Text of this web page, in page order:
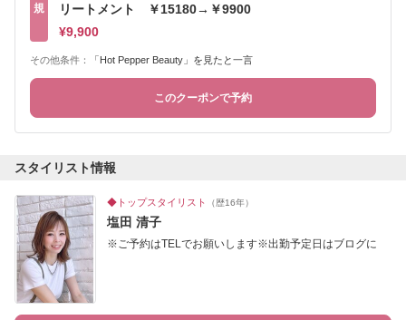
規
リートメント ￥15180→￥9900
¥9,900
その他条件： 「Hot Pepper Beauty」を見たと一言
このクーポンで予約
スタイリスト情報
◆トップスタイリスト （歴16年）
塩田 清子
※ご予約はTELでお願いします※出勤予定日はブログに